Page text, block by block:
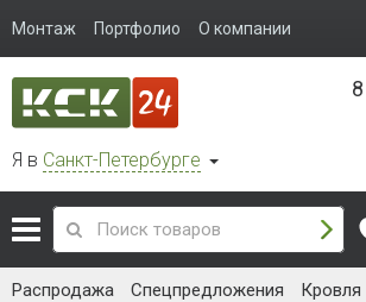
Монтаж Портфолио О компании
Я в Санкт-Петербурге
Распродажа Спецпредложения Кровля